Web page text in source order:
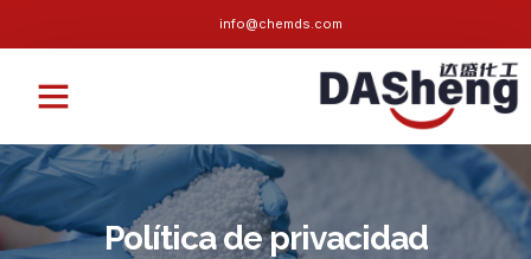
info@chemds.com
Política de privacidad